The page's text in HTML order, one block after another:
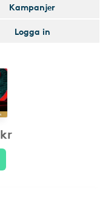
Kampanjer
Logga in